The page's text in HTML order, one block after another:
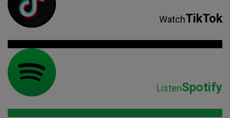
WatchTikTok
ListenSpotify